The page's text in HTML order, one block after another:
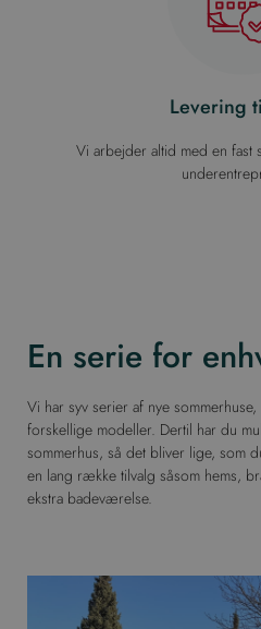
Levering
Vi arbejder altid med en fast
En serie for
Vi har syv serier af nye
forskellige modeller. Dertil har du
sommerhus, så det bliver lige, som
en lang række tilvalg såsom hems,
ekstra badeværelse.